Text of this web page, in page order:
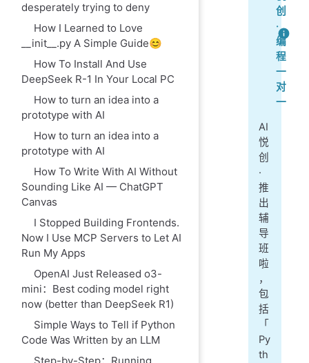
desperately trying to deny
How I Learned to Love
__init__.py A Simple Guide😊
How To Install And Use
DeepSeek R-1 In Your Local PC
How to turn an idea into a
prototype with AI
How to turn an idea into a
prototype with AI
How To Write With AI Without
Sounding Like AI — ChatGPT
Canvas
I Stopped Building Frontends.
Now I Use MCP Servers to Let AI
Run My Apps
OpenAI Just Released o3-
mini：Best coding model right
now (better than DeepSeek R1)
Simple Ways to Tell if Python
Code Was Written by an LLM
创
·
编
程
一
对
一
AI
悦
创
·
推
出
辅
导
班
啦
，
包
括
「
Py
th